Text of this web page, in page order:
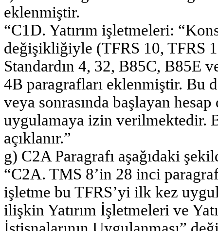
eklenmiştir.
“C1D. Yatırım işletmeleri:
değişikliğiyle (TFRS 10, TFRS
Standardın 4, 32, B85C, B85E
4B paragrafları eklenmiştir. Bu
veya sonrasında başlayan
uygulamaya izin verilmektedir.
açıklanır.”
g) C2A Paragrafı aşağıdaki
“C2A. TMS 8’in 28 inci
işletme bu TFRS’yi ilk kez
ilişkin Yatırım İşletmeleri ve